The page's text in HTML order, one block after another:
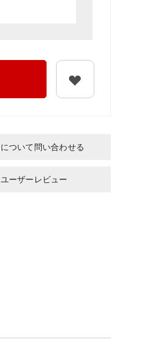
ついて問い合わせる
ユーザーレビュー